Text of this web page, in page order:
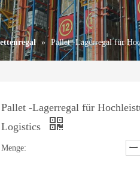
» Pallet -Lagerregal für
Pallet -Lagerregal für
Logistics
Menge: